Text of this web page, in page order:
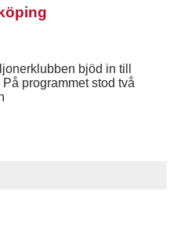
bjöd in till
programmet stod två